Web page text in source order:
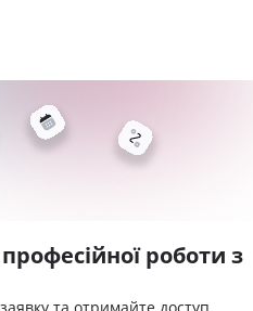
роботи з